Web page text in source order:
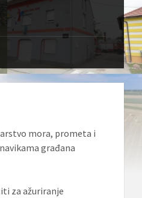
mora, prometa i
građana
za ažuriranje